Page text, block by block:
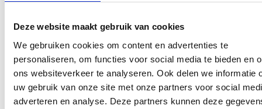
Deze website maakt gebruik van cookies
We gebruiken cookies om content en advertenties te
personaliseren, om functies voor social media te bieden en
ons websiteverkeer te analyseren. Ook delen we informatie
uw gebruik van onze site met onze partners voor social
adverteren en analyse. Deze partners kunnen deze
– Scherm laten vervangen wegens onopzettelijke
schade of verkeerd gebruik.
– MacBook Pro A1398 is stuk door druk schade.
– Het scherm reageert niet meer of uw MacBook Pro
geeft geen beeld.